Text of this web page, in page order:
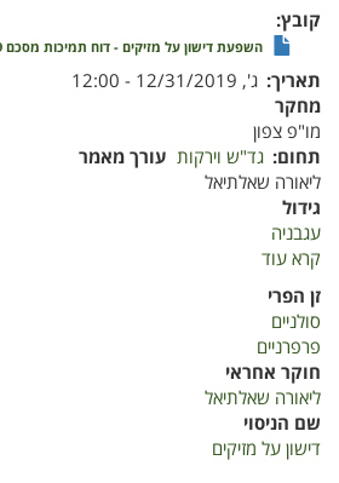
קובץ
השפעת דישון על מזיקים - דוח תמיכות מסכם 2017-2019
תאריך ג', 12/31/2019 - 12:00
מחקר
מו"פ צפון
תחום גד"ש וירקות עורך מאמר
ליאורה שאלתיאל
גידול
עגבניה
קרא עוד
מזיקים
-
דוח
תמיכות
מסכם
זן הפרי
סולניים
פרפרניים
חוקר אחראי
ליאורה שאלתיאל
שם הניסוי
דישון על מזיקים